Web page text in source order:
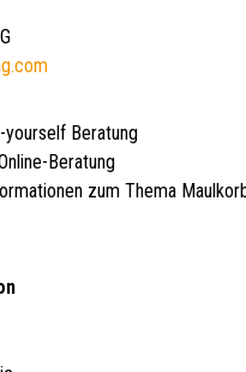
Beratung
Beratung
zum Thema